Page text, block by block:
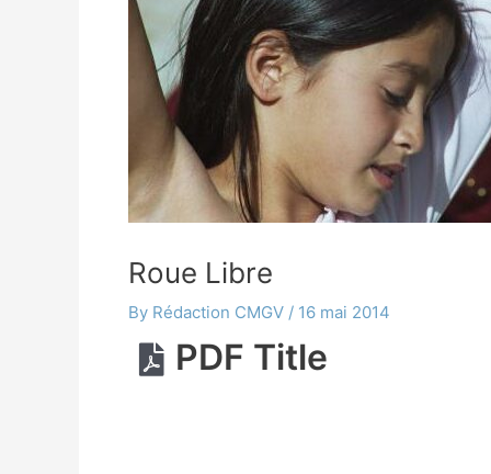
Roue Libre
By Rédaction CMGV / 16 mai 2014
PDF Title